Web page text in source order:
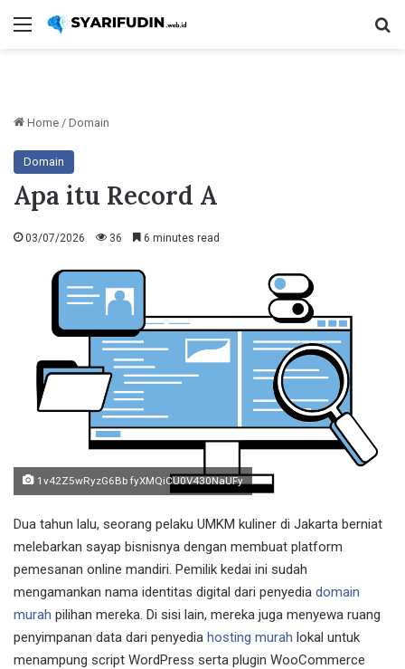
Menu
Home / Domain
Domain
Apa itu Record A
03/07/2026 36 6 minutes read
1v42Z5wRyzG6Bb fyXMQiCU0V430NaUFy
Dua tahun lalu, seorang pelaku UMKM kuliner di Jakarta berniat
melebarkan sayap bisnisnya dengan membuat platform
pemesanan online mandiri. Pemilik kedai ini sudah
mengamankan nama identitas digital dari penyedia domain
murah pilihan mereka. Di sisi lain, mereka juga menyewa ruang
penyimpanan data dari penyedia hosting murah lokal untuk
menampung script WordPress serta plugin WooCommerce